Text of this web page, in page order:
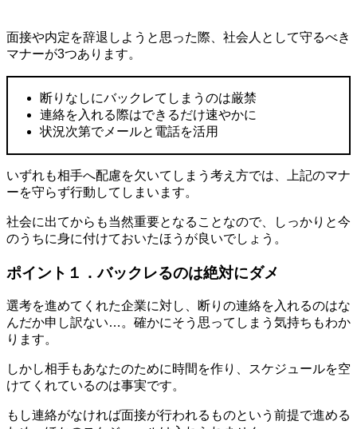
面接や内定を辞退しようと思った際、社会人として守るべき
マナーが3つあります。
断りなしにバックレてしまうのは厳禁
連絡を入れる際はできるだけ速やかに
状況次第でメールと電話を活用
いずれも相手へ配慮を欠いてしまう考え方では、上記のマナ
ーを守らず行動してしまいます。
社会に出てからも当然重要となることなので、しっかりと今
のうちに身に付けておいたほうが良いでしょう。
ポイント１．バックレるのは絶対にダメ
選考を進めてくれた企業に対し、断りの連絡を入れるのはな
んだか申し訳ない…。確かにそう思ってしまう気持ちもわか
ります。
しかし相手もあなたのために時間を作り、スケジュールを空
けてくれているのは事実です。
もし連絡がなければ面接が行われるものという前提で進める